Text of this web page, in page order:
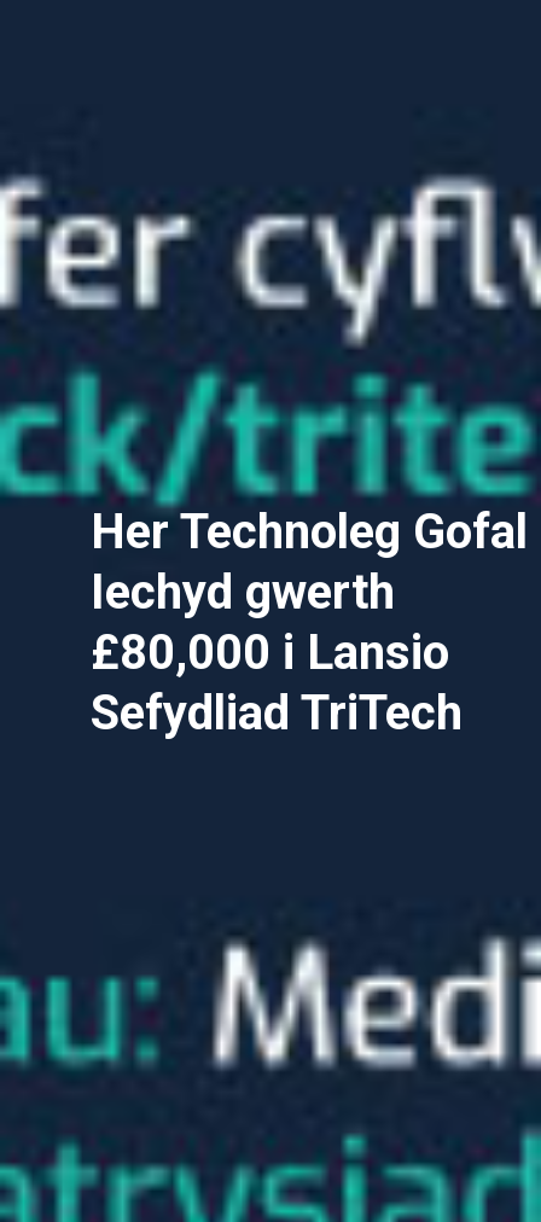
Her Technoleg Gofal
Iechyd gwerth
£80,000 i Lansio
Sefydliad TriTech